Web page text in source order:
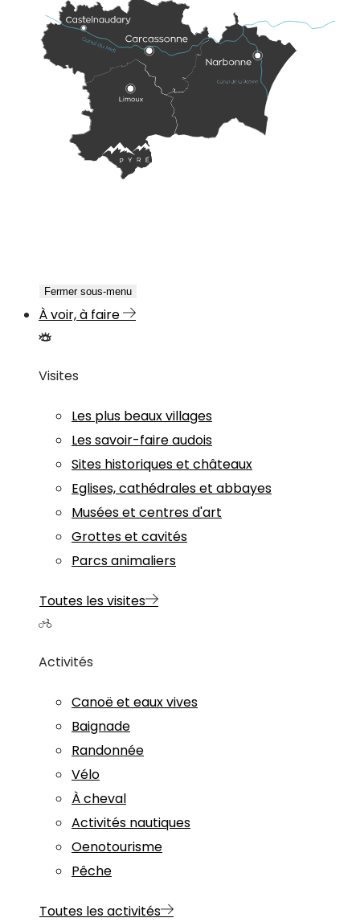
Fermer sous-menu
À voir, à faire
Visites
Les plus beaux villages
Les savoir-faire audois
Sites historiques et châteaux
Eglises, cathédrales et abbayes
Musées et centres d'art
Grottes et cavités
Parcs animaliers
Toutes les visites
Activités
Canoë et eaux vives
Baignade
Randonnée
Vélo
À cheval
Activités nautiques
Oenotourisme
Pêche
Toutes les activités